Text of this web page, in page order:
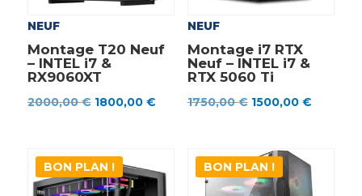
NEUF
Montage T20 Neuf
– INTEL i7 &
RX9060XT
2000,00€ Le
était :
2000,00 €.
1800,00 €Le
1800,00 €.
NEUF
Montage i7 RTX
Neuf – INTEL i7 &
RTX 5060 Ti
1750,00€ Le
était :
1750,00 €.
1500,00 €Le
est :
1500,00
BON PLAN ! BON PLAN !